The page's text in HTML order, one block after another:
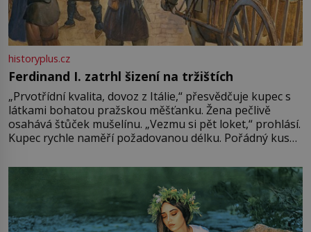
historyplus.cz
Ferdinand I. zatrhl šizení na tržištích
„Prvotřídní kvalita, dovoz z Itálie,“ přesvědčuje kupec s
látkami bohatou pražskou měšťanku. Žena pečlivě
osahává štůček mušelínu. „Vezmu si pět loket,“ prohlásí.
Kupec rychle naměří požadovanou délku. Pořádný kus
milostpaní. Stačí jenom na sukni,“ zhodnotí švadlena
množství růžového mušelínu. „Ošidili vás, podívejte.“